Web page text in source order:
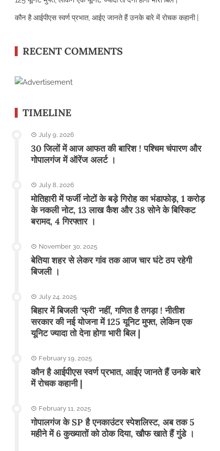
कौन है आईपीएस स्वर्ण प्रभात, आईए जानते हैं उनके बारे में रोचक कहानी |
RECENT COMMENTS
TIMELINE
July 9, 2026
30 जिलों में आज आफत की बारिश ! पश्चिम चंपारण और
गोपालगंज में ऑरेंज अलर्ट ।
July 8, 2026
मोतिहारी में फर्जी नोटों के बड़े गिरोह का भंडाफोड़, 1 करोड़
के नकली नोट, 13 लाख कैश और 38 सोने के बिस्किट
बरामद, 4 गिरफ्तार ।
November 30, 2025
बेतिया शहर से लेकर गांव तक आज चार घंटे ठप रहेगी
बिजली ।
July 24, 2025
बिहार में बिजली ‘फ्री’ नहीं, गणित है तगड़ा ! नीतीश
सरकार की नई योजना में 125 यूनिट मुफ्त, लेकिन एक
यूनिट ज्यादा तो देना होगा भारी बिल |
February 19, 2025
कौन है आईपीएस स्वर्ण प्रभात, आईए जानते हैं उनके बारे
में रोचक कहानी |
February 11, 2025
गोपालगंज के SP है एनकाउंटर स्पेशलिस्ट, अब तक 5
महीने में 6 कुख्यातों को ठोक दिया, खौफ खाते हैं गुंडे ।